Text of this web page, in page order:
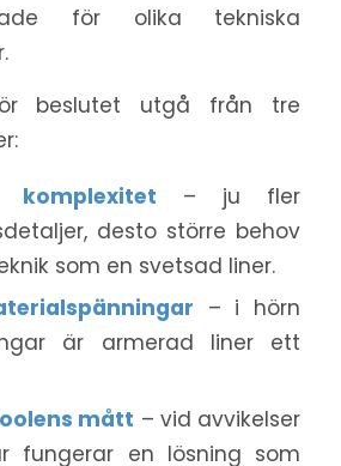
för olika tekniska
beslutet utgå från tre
komplexitet – ju fler
desto större behov
som en svetsad liner.
– i hörn
är armerad liner ett
mått – vid avvikelser
fungerar en lösning som